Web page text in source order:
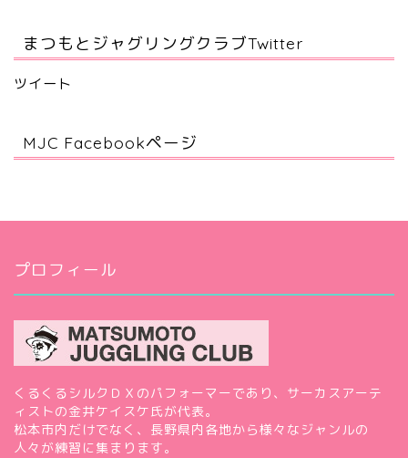
まつもとジャグリングクラブTwitter
ツイート
MJC Facebookページ
プロフィール
くるくるシルクＤＸのパフォーマーであり、サーカスアーテ
ィストの金井ケイスケ氏が代表。
松本市内だけでなく、長野県内各地から様々なジャンルの
人々が練習に集まります。